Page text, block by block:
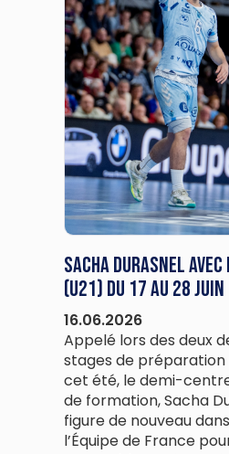
Sacha Durasnel
(U21) du 17 au 28 juin
16.06.2026
Appelé lors des deux
stages de préparation
cet été, le demi-
de formation, Sacha
figure de nouveau
l’Équipe de France